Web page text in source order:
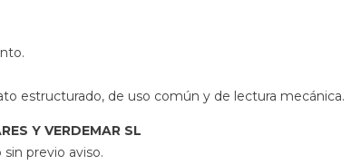
estructurado, de uso común y de lectura mecánica.
Y VERDEMAR SL
previo aviso.